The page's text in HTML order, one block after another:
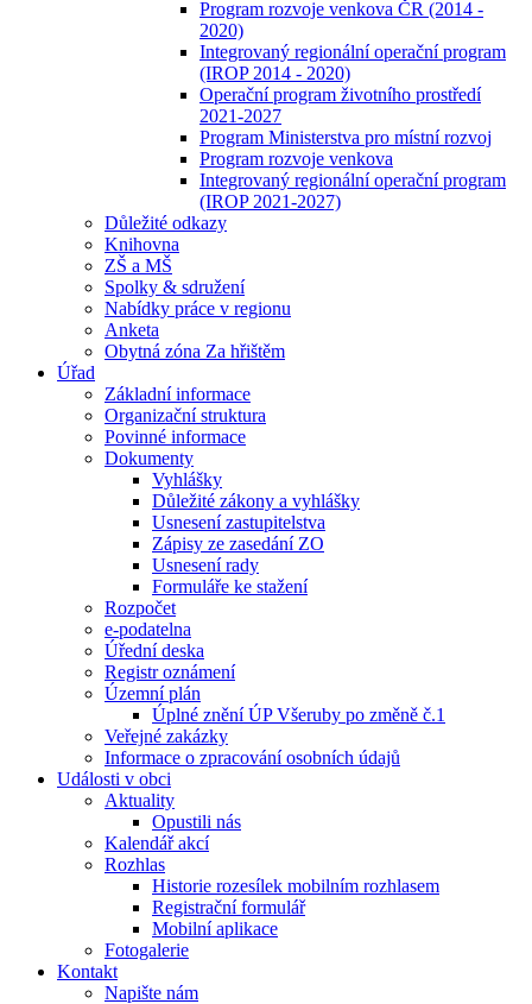
Program rozvoje venkova ČR (2014 -
2020)
Integrovaný regionální operační program
(IROP 2014 - 2020)
Operační program životního prostředí
2021-2027
Program Ministerstva pro místní rozvoj
Program rozvoje venkova
Integrovaný regionální operační program
(IROP 2021-2027)
Důležité odkazy
Knihovna
ZŠ a MŠ
Spolky & sdružení
Nabídky práce v regionu
Anketa
Obytná zóna Za hřištěm
Úřad
Základní informace
Organizační struktura
Povinné informace
Dokumenty
Vyhlášky
Důležité zákony a vyhlášky
Usnesení zastupitelstva
Zápisy ze zasedání ZO
Usnesení rady
Formuláře ke stažení
Rozpočet
e-podatelna
Úřední deska
Registr oznámení
Územní plán
Úplné znění ÚP Všeruby po změně č.1
Veřejné zakázky
Informace o zpracování osobních údajů
Události v obci
Aktuality
Opustili nás
Kalendář akcí
Rozhlas
Historie rozesílek mobilním rozhlasem
Registrační formulář
Mobilní aplikace
Fotogalerie
Kontakt
Napište nám